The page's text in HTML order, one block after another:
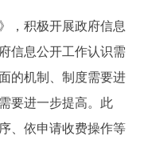
积极开展政府信息
信息公开工作认识需
的机制、制度需要进
要进一步提高。此
、依申请收费操作等